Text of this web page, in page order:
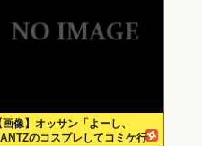
画像】オッサン「よーし、
のコスプレしてコミケ行